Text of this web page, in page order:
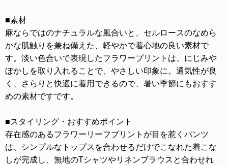
■素材
麻ならではのナチュラルな風合いと、セルロースのなめら
かな肌触りを兼ね備えた、軽やかで着心地の良い素材で
す。淡い色合いで表現したフラワープリントは、にじみや
ぼかしを取り入れることで、やさしい印象に。通気性が良
く、さらりと快適に着用できるので、暑い季節にもおすす
めの素材ですです。
■スタイリング・おすすめポイント
存在感のあるフラワーリーフプリントが目を惹くパンツ
は、シンプルなトップスを合わせるだけでこなれた着こな
しが完成し、無地のTシャツやリネンブラウスと合わせれ